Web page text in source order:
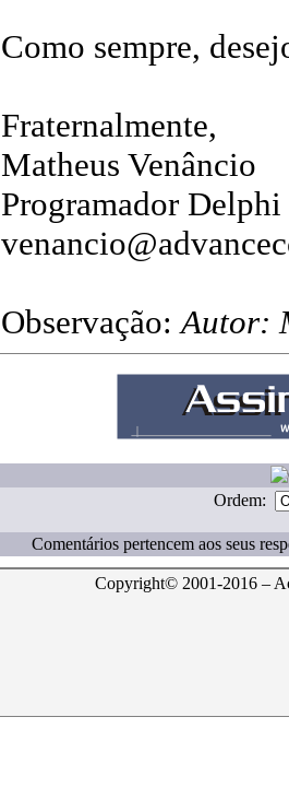
Como sempre,
Fraternalmente,
Matheus Venâncio
Programador Delphi
Observação:Autor:
Ordem:
Comentários pertencem aos seus
Copyright© 2001-2016 –